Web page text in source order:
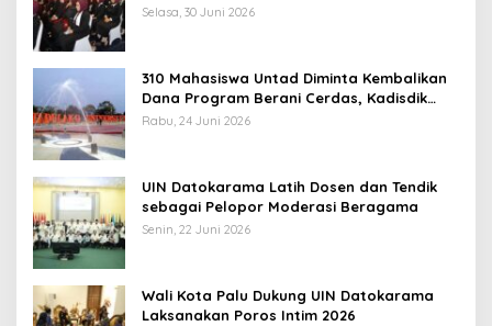
Selasa, 30 Juni 2026
310 Mahasiswa Untad Diminta Kembalikan
Dana Program Berani Cerdas, Kadisdik
Sulteng: Tidak Boleh Terima Beasiswa
Rabu, 24 Juni 2026
UIN Datokarama Latih Dosen dan Tendik
sebagai Pelopor Moderasi Beragama
Senin, 22 Juni 2026
Wali Kota Palu Dukung UIN Datokarama
Laksanakan Poros Intim 2026